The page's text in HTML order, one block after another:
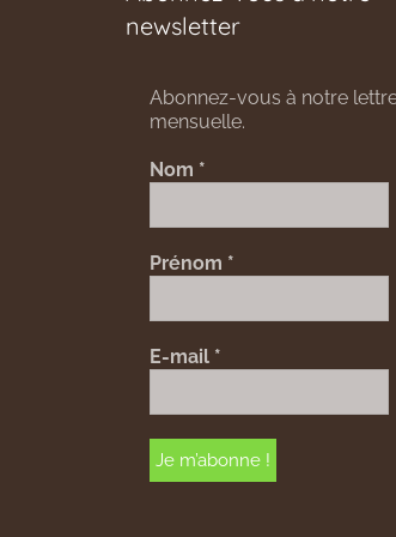
newsletter
Abonnez-vous à notre
mensuelle.
Nom *
Prénom *
E-mail *